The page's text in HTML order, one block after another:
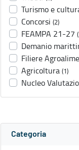
Turismo e
Concorsi (2)
FEAMPA 21-27
Demanio
Filiere
Agricoltura (1)
Nucleo
Categoria